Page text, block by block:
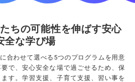
ちの可能性を伸ばす安心
全な学び場
合わせて選べる5つのプログラムを用意
で、安心安全な場で過ごせるため、保
す。学習支援、子育て支援、習い事を